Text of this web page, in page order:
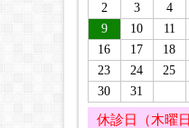
2
3 4
9
10 11
16
17 18
23
24 25
30
31
休診日（木曜